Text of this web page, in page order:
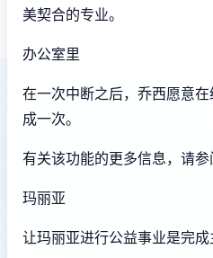
美契合的专业。
办公室里
在一次中断之后，乔西愿意
成一次。
有关该功能的更多信息，请参
玛丽亚
让玛丽亚进行公益事业是完成